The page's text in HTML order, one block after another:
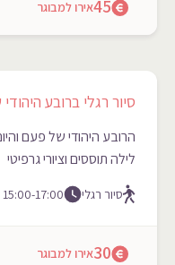
45אירו למבוגר
סיור רגלי ברובע
הרובע היהודי של פעם
לילה תוססים וציורי גרפיטי
סיור רגלי 15:00-17:00
30אירו למבוגר